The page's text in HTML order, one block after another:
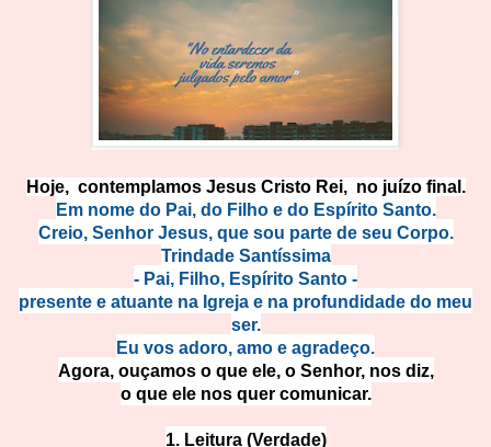
Hoje, contemplamos Jesus Cristo Rei, no juízo final.
Em nome do Pai, do Filho e do Espírito Santo.
Creio, Senhor Jesus, que sou parte de seu Corpo.
Trindade Santíssima
- Pai, Filho, Espírito Santo -
presente e atuante na Igreja e na profundidade do meu
ser.
Eu vos adoro, amo e agradeço.
Agora, ouçamos o que ele, o Senhor, nos diz,
o que ele nos quer comunicar.
1. Leitura (Verdade)